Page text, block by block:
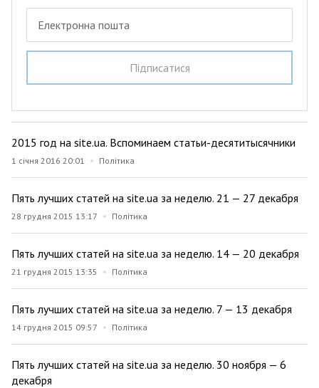
Електронна пошта
Пiдписатися
2015 год на site.ua. Вспоминаем статьи-десятитысячники
1 січня 2016 20:01 Політика
Пять лучших статей на site.ua за неделю. 21 — 27 декабря
28 грудня 2015 13:17 Політика
Пять лучших статей на site.ua за неделю. 14 — 20 декабря
21 грудня 2015 13:35 Політика
Пять лучших статей на site.ua за неделю. 7 — 13 декабря
14 грудня 2015 09:57 Політика
Пять лучших статей на site.ua за неделю. 30 ноября — 6
декабря